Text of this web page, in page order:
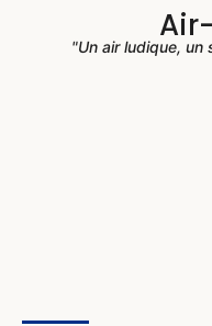
"Un air ludique, un